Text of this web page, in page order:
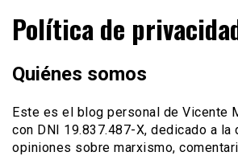
Política de
Quiénes somos
Este es el blog personal de Vicente
con DNI 19.837.487-X, dedicado a la
opiniones sobre marxismo,